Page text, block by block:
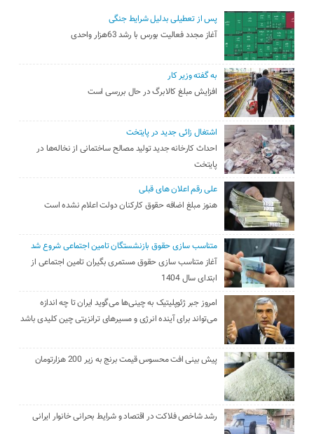
پس از تعطیلی بدلیل شرایط جنگی
آغاز مجدد فعالیت بورس با رشد 63هزار واحدی
به گفته وزیر کار
افزایش مبلغ کالابرگ در حال بررسی است
اشتغال زائی جدید در پایتخت
احداث کارخانه جدید تولید مصالح ساختمانی از نخاله‌ها در
پایتخت
علی رقم اعلان های قبلی
هنوز مبلغ اضافه حقوق کارکنان دولت اعلام نشده است
متناسب سازی حقوق بازنشستگان تامین اجتماعی شروع شد
آغاز متناسب سازی حقوق مستمری بگیران تامین اجتماعی از
ابتدای سال 1404
امروز جبر ژئوپلیتیک به چینی‌ها می‌گوید ایران تا چه اندازه
می‌تواند برای آینده انرژی و مسیرهای ترانزیتی چین کلیدی باشد
پیش بینی افت محسوس قیمت برنج به زیر 200 هزارتومان
رشد شاخص فلاکت در اقتصاد و شرایط بحرانی خانوار ایرانی